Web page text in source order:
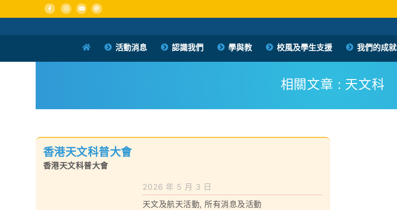
to
content
活動消息 認識我們 學與教 校風及學生支援 我們的成就
保良局西區婦女福利會馮李佩瑤小學
相關文章 : 天文科
香港天文科普大會
香港天文科普大會
2026 年 5 月 3 日
天文及航天活動, 所有消息及活動